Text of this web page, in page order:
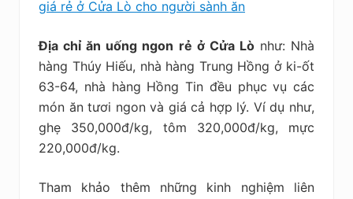
giá rẻ ở Cửa Lò cho người sành ăn
Địa chỉ ăn uống ngon rẻ ở Cửa Lònhư: Nhà
hàng Thúy Hiếu, nhà hàng Trung Hồng ở ki-ốt
63-64, nhà hàng Hồng Tin đều phục vụ các
món ăn tươi ngon và giá cả hợp lý. Ví dụ như,
ghẹ 350,000đ/kg, tôm 320,000đ/kg, mực
220,000đ/kg.
Tham khảo thêm những kinh nghiệm liên